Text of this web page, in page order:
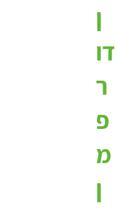
ן
דו
ר
פ
מ
ן